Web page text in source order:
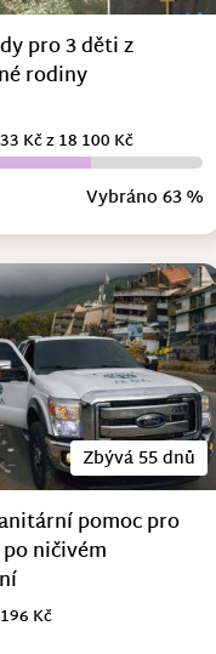
pro 3 děti z
rodiny
Vybráno 63 %
Kč z 18 100 Kč
Zbývá 55 dnů
pomoc pro
ničivém
Kč